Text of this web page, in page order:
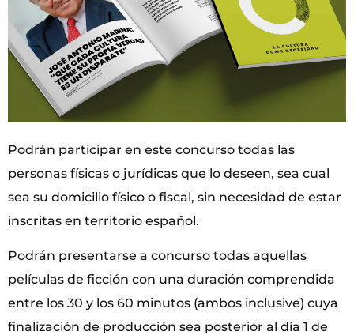
Podrán participar en este concurso todas las
personas físicas o jurídicas que lo deseen, sea cual
sea su domicilio físico o fiscal, sin necesidad de estar
inscritas en territorio español.
Podrán presentarse a concurso todas aquellas
películas de ficción con una duración comprendida
entre los 30 y los 60 minutos (ambos inclusive) cuya
finalización de producción sea posterior al día 1 de